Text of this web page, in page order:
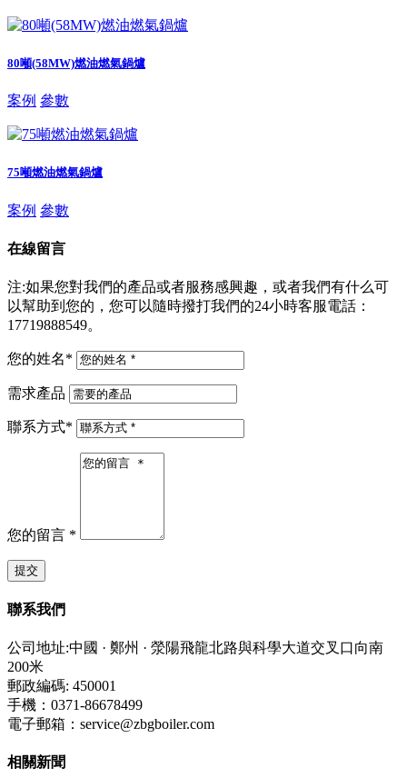
80噸(58MW)燃油燃氣鍋爐
案例 參數
75噸燃油燃氣鍋爐
案例 參數
在線留言
注:如果您對我們的產品或者服務感興趣，或者我們有什么可
以幫助到您的，您可以隨時撥打我們的24小時客服電話：
17719888549。
您的姓名*
需求產品
聯系方式*
您的留言 *
聯系我們
公司地址:中國 · 鄭州 · 滎陽飛龍北路與科學大道交叉口向南
200米
郵政編碼: 450001
手機：0371-86678499
電子郵箱：service@zbgboiler.com
相關新聞